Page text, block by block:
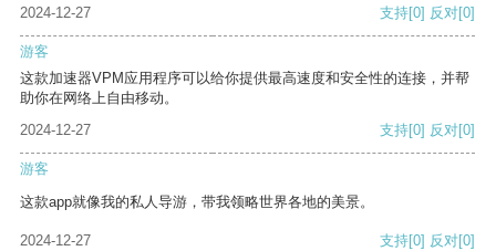
2024-12-27 支持[0] 反对[0]
游客
这款加速器VPM应用程序可以给你提供最高速度和安全性的连接，并帮
助你在网络上自由移动。
2024-12-27
支持[0] 反对[0]
游客
这款app就像我的私人导游，带我领略世界各地的美景。
2024-12-27 支持[0] 反对[0]